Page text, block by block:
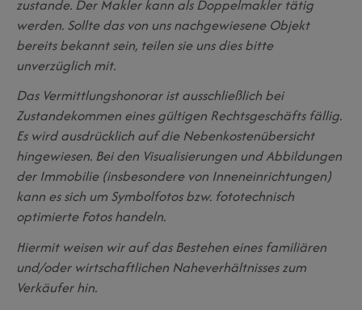
zustande. Der Makler kann als Doppelmakler tätig
werden. Sollte das von uns nachgewiesene Objekt
bereits bekannt sein, teilen sie uns dies bitte
unverzüglich mit.
Das Vermittlungshonorar ist ausschließlich bei
Zustandekommen eines gültigen Rechtsgeschäfts fällig.
Es wird ausdrücklich auf die Nebenkostenübersicht
hingewiesen. Bei den Visualisierungen und Abbildungen
der Immobilie (insbesondere von Inneneinrichtungen)
kann es sich um Symbolfotos bzw. fototechnisch
optimierte Fotos handeln.
Hiermit weisen wir auf das Bestehen eines familiären
und/oder wirtschaftlichen Naheverhältnisses zum
Verkäufer hin.